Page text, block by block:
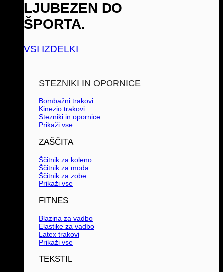
LJUBEZEN DO
ŠPORTA.
VSI IZDELKI
STEZNIKI IN OPORNICE
Bombažni trakovi
Kinezio trakovi
Stezniki in opornice
Prikaži vse
ZAŠČITA
Ščitnik za koleno
Ščitnik za moda
Ščitnik za zobe
Prikaži vse
FITNES
Blazina za vadbo
Elastike za vadbo
Latex trakovi
Prikaži vse
TEKSTIL